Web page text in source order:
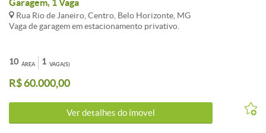
Garagem, 1 Vaga
Rua Rio de Janeiro, Centro, Belo Horizonte, MG
Vaga de garagem em estacionamento privativo.
ÁREA
10 VAGA(S)
1
R$ 60.000,00
Ver detalhes do ímovel